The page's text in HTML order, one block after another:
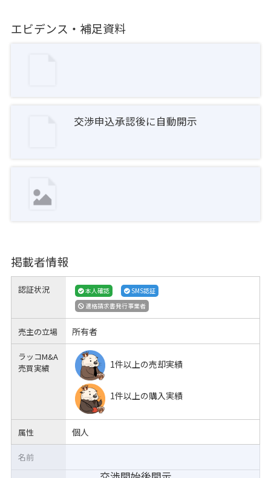
エビデンス・補足資料
交渉申込承認後に自動開示
掲載者情報
認証状況 本人確認
SMS認証
適格請求書発行事業者
売主の立場 所有者
ラッコM&A
売買実績
1件以上の売却実績
1件以上の購入実績
属性 個人
名前